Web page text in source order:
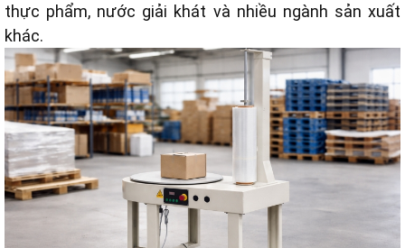
thực phẩm, nước giải khát và nhiều ngành sản xuất
khác.